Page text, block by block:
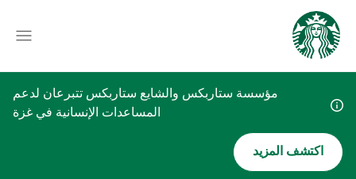
مؤسسة ستاربكس والشايع ستاربكس تتبرعان لدعم
المساعدات الإنسانية في غزة
اكتشف المزيد